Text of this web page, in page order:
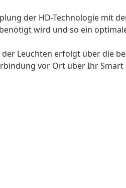
der HD-Technologie mit
wird und so ein
der Leuchten erfolgt über die
vor Ort über Ihr